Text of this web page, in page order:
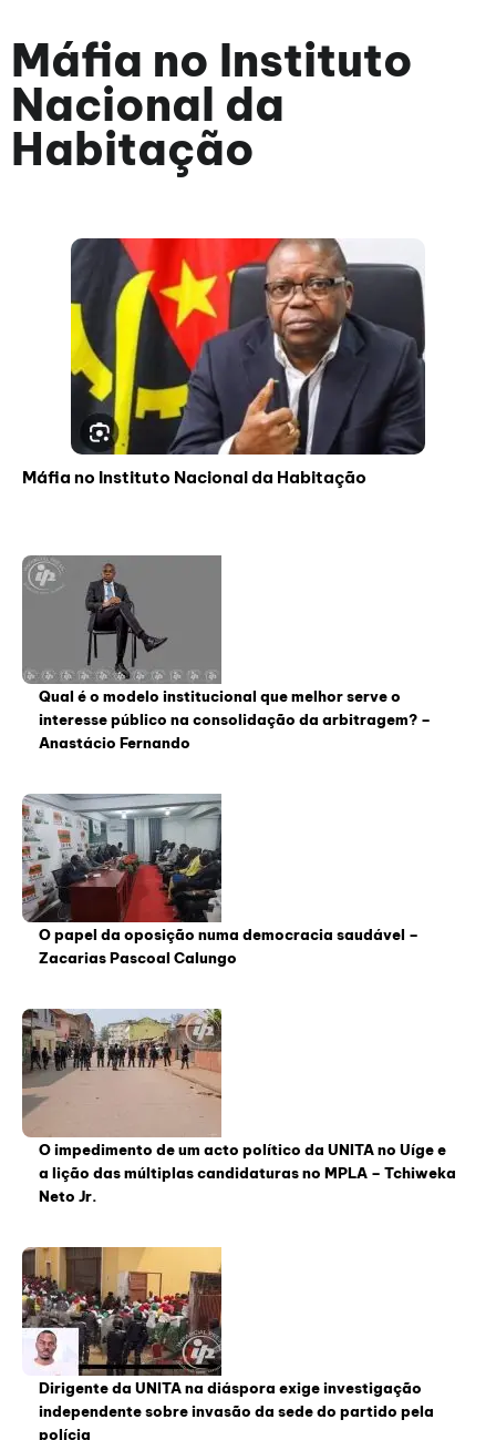
Máfia no Instituto
Nacional da
Habitação
Máfia no Instituto Nacional da Habitação
Qual é o modelo institucional que melhor serve o
interesse público na consolidação da arbitragem? –
Anastácio Fernando
O papel da oposição numa democracia saudável –
Zacarias Pascoal Calungo
O impedimento de um acto político da UNITA no Uíge e
a lição das múltiplas candidaturas no MPLA – Tchiweka
Neto Jr.
Dirigente da UNITA na diáspora exige investigação
independente sobre invasão da sede do partido pela
polícia